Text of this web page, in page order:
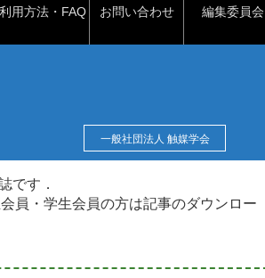
利用方法・FAQ お問い合わせ 編集委員会
一般社団法人 触媒学会
です．
員・学生会員の方は記事のダウンロー